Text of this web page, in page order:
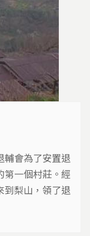
輔會為了安置退
第一個村莊。經
到梨山，領了退
上種下了一株
。